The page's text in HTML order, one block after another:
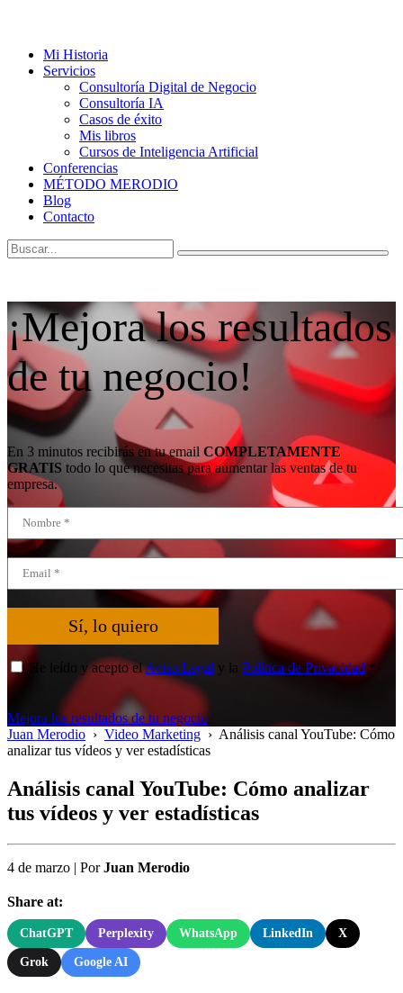
Mi Historia
Servicios
Consultoría Digital de Negocio
Consultoría IA
Casos de éxito
Mis libros
Cursos de Inteligencia Artificial
Conferencias
MÉTODO MERODIO
Blog
Contacto
¡Mejora los resultados
de tu negocio!
En 3 minutos recibirás en tu email COMPLETAMENTE
GRATIS todo lo que necesitas para aumentar las ventas de tu
empresa.
Sí, lo quiero
He leído y acepto elAviso Legal y la Política de Privacidad*
Mejora los resultados de tu negocio
Juan Merodio › Video Marketing › Análisis canal YouTube: Cómo
analizar tus vídeos y ver estadísticas
Análisis canal YouTube: Cómo analizar
tus vídeos y ver estadísticas
4 de marzo | PorJuan Merodio
Share at:
ChatGPT Perplexity WhatsApp LinkedIn X
Grok Google AI